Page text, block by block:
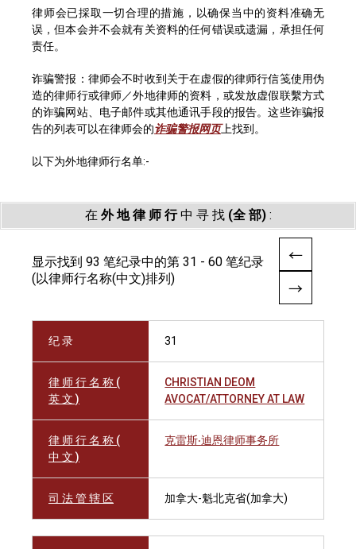
律师会已採取一切合理的措施，以确保当中的资料准确无
误，但本会并不会就有关资料的任何错误或遗漏，承担任何
责任。
诈骗警报：律师会不时收到关于在虚假的律师行信笺使用伪
造的律师行或律师／外地律师的资料，或发放虚假联繫方式
的诈骗网站、电子邮件或其他通讯手段的报告。这些诈骗报
告的列表可以在律师会的诈骗警报网页上找到。
以下为外地律师行名单:-
在 外 地 律 师 行中 寻 找 (全 部):
显示找到 93 笔纪录中的第 31 - 60 笔纪录
(以律师行名称(中文)排列)
纪 录 31
律 师 行 名 称 (
英 文 )
CHRISTIAN DEOM
AVOCAT/ATTORNEY AT LAW
律 师 行 名 称 (
中 文 )
克雷斯‧迪恩律师事务所
司 法 管 辖 区 加拿大-魁北克省(加拿大)